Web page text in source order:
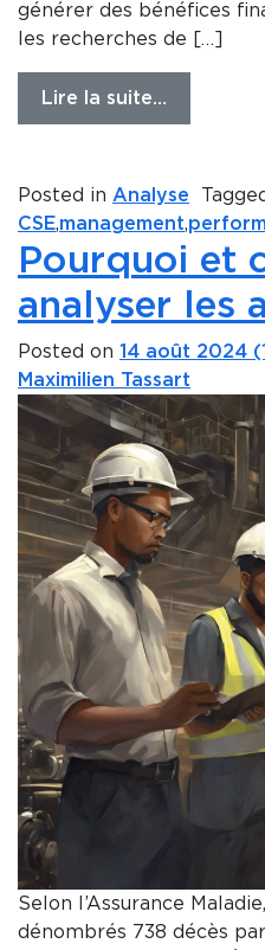
générer des bénéfices
les recherches de […]
Lire la suite…
Posted in Analyse
CSE,management,
Pourquoi et
analyser les
Posted on 14 août 2024
Maximilien Tassart
Selon l’Assurance
dénombrés 738 décès